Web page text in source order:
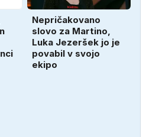
Nepričakovano
slovo za Martino,
Luka Jezeršek jo je
povabil v svojo
ekipo